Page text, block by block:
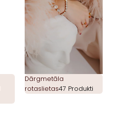
Dārgmetāla
rotaslietas47 Produkti